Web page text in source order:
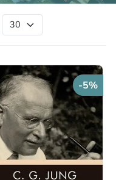
-5%